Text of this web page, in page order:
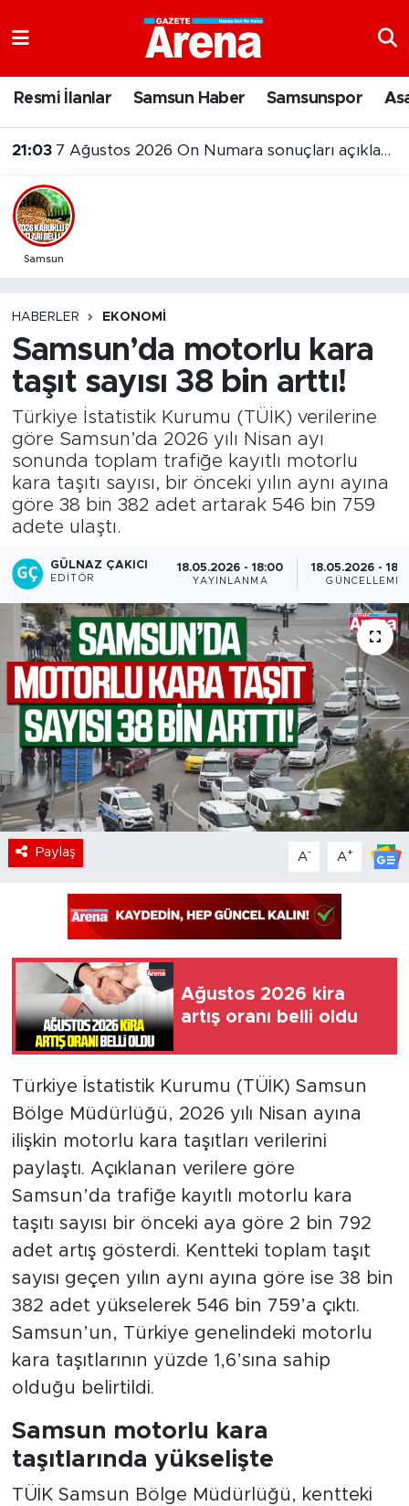
Resmi İlanlar Samsun Haber Samsunspor
21:03 7 Ağustos 2026 On Numara sonuçları açıklandı
Samsun
HABERLER EKONOMI
Samsun’da motorlu kara
taşıt sayısı 38 bin arttı!
Türkiye İstatistik Kurumu (TÜİK) verilerine
göre Samsun’da 2026 yılı Nisan ayı
sonunda toplam trafiğe kayıtlı motorlu
kara taşıtı sayısı, bir önceki yılın aynı ayına
göre 38 bin 382 adet artarak 546 bin 759
adete ulaştı.
GÜLNAZ ÇAKICI
EDITÖR
18.05.2026 - 18:00
YAYINLANMA
18.05.2026 -
GÜNCELLEME
Paylaş A- A+
Ağustos 2026 kira
artış oranı belli oldu
Türkiye İstatistik Kurumu (TÜİK) Samsun
Bölge Müdürlüğü, 2026 yılı Nisan ayına
ilişkin motorlu kara taşıtları verilerini
paylaştı. Açıklanan verilere göre
Samsun’da trafiğe kayıtlı motorlu kara
taşıtı sayısı bir önceki aya göre 2 bin 792
adet artış gösterdi. Kentteki toplam taşıt
sayısı geçen yılın aynı ayına göre ise 38 bin
382 adet yükselerek 546 bin 759’a çıktı.
Samsun’un, Türkiye genelindeki motorlu
kara taşıtlarının yüzde 1,6’sına sahip
olduğu belirtildi.
Samsun motorlu kara
taşıtlarında yükselişte
TÜİK Samsun Bölge Müdürlüğü, kentteki
Samsun Namaz Vakitleri
Trafik Durumu
Süper Lig Puan Durumu ve Fikstür
Son Dakika Haberleri
Haber Arşivi